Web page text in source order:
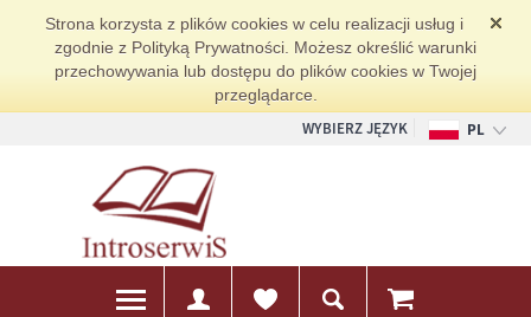
Strona korzysta z plików cookies w celu realizacji usług i
zgodnie z Polityką Prywatności. Możesz określić warunki
przechowywania lub dostępu do plików cookies w Twojej
przeglądarce.
WYBIERZ JĘZYK
PL